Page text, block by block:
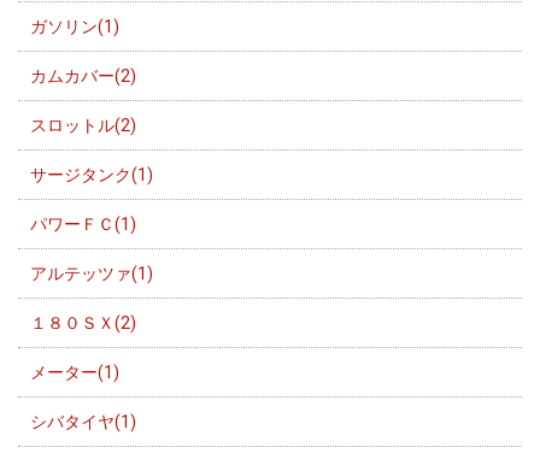
ガソリン(1)
カムカバー(2)
スロットル(2)
サージタンク(1)
パワーＦＣ(1)
アルテッツァ(1)
１８０ＳＸ(2)
メーター(1)
シバタイヤ(1)